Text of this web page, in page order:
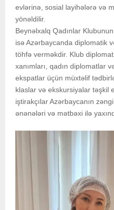
evlərinə, sosial layihələrə və
yönəldilir.
Beynəlxalq Qadınlar
isə Azərbaycanda diplomatik
töhfə verməkdir. Klub
xanımları, qadın diplomatlar
ekspatlar üçün müxtəlif
klaslar və ekskursiyalar təşkil
iştirakçılar Azərbaycanın
ənənələri və mətbəxi ilə